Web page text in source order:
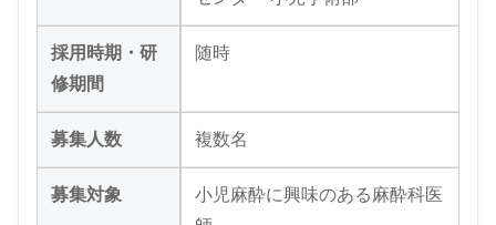
採用時期・研
修期間
随時
募集人数 複数名
募集対象
小児麻酔に興味のある麻酔科医